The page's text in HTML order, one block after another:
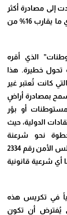
إلى مصادرة أكثر
من 900 ألف دونم من أراضي الضفة الغربية، أي ما يقارب 16% من
الذي أقره
ليشكل نقطة تحول خطيرة. هذا
كانت تُعتبر غير
بمصادرة أراضٍ
أو بؤر
الدولية، حيث
خطوة نحو شرعنة
الاستيطان بشكل كامل، في مخالفة لقرار مجلس الأمن رقم 2334
أي شرعية قانونية
في تكريس هذه
يُفترض أن تكون